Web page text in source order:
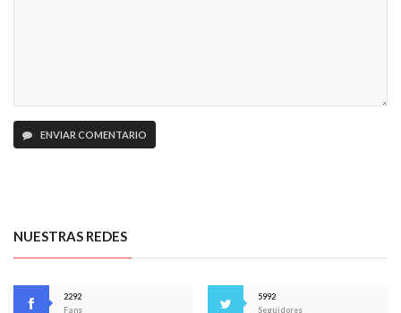
ENVIAR COMENTARIO
NUESTRAS REDES
2292
Fans
5992
Seguidores